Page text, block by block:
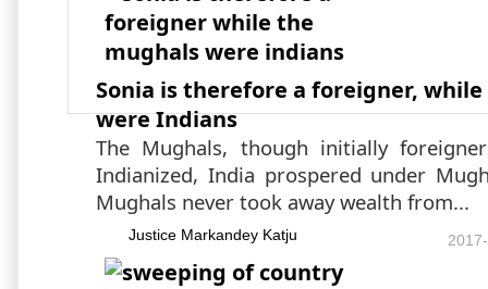
Sonia is therefore a foreigner,
were Indians
The Mughals, though initially
Indianized, India prospered under
Mughals never took away wealth from...
Justice Markandey Katju